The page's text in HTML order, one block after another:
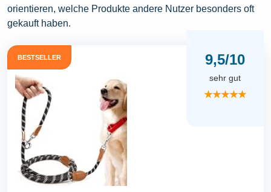
orientieren, welche Produkte andere Nutzer besonders oft
gekauft haben.
BESTSELLER 9,5/10
sehr gut
★★★★★